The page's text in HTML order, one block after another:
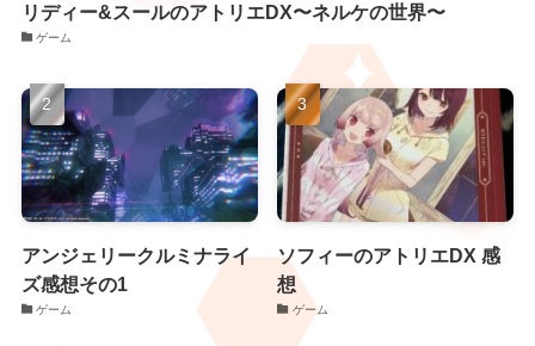
リディー&スールのアトリエDX〜ネルケの世界〜
ゲーム
アンジェリークルミナライ
ズ感想その1
ゲーム
ソフィーのアトリエDX 感
想
ゲーム